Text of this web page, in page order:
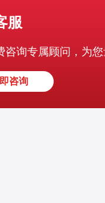
服
咨询专属顾问，为
咨询